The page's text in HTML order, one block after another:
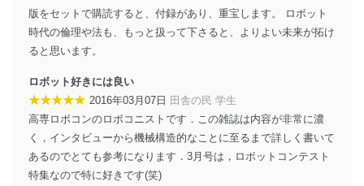
版をセットで購読すると、付録があり、重宝します。 ロボット
時代の倫理や法も、もっと扱って下さると、よりよい未来が拓け
ると思います。
ロボット好きには良い
★★★★★ 2016年03月07日 田舎の民 学生
高専ロボコンのロボコニストです．この雑誌は内容が非常に濃
く，インタビューから機械構造的なことに至るまで詳しく書いて
あるのでとても参考になります．3月号は，ロボットコンテスト
特集なので特に好きです(笑)